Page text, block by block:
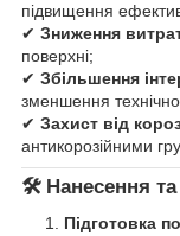
підвищення
✔ Зниження
поверхні;
✔ Збільшення
зменшення
✔ Захист від
антикорозійними
🛠️ Нанесення та
Підготовка